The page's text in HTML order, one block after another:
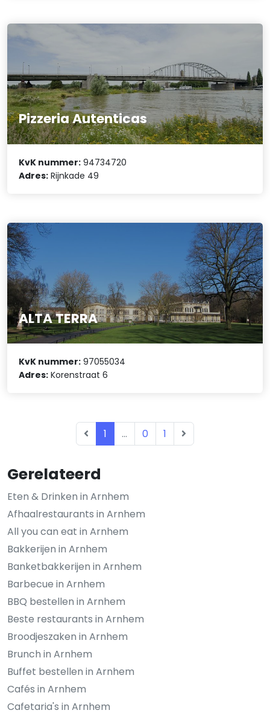
Gerelateerd
Eten & Drinken in Arnhem
Afhaalrestaurants in Arnhem
All you can eat in Arnhem
Bakkerijen in Arnhem
Banketbakkerijen in Arnhem
Barbecue in Arnhem
BBQ bestellen in Arnhem
Beste restaurants in Arnhem
Broodjeszaken in Arnhem
Brunch in Arnhem
Buffet bestellen in Arnhem
Cafés in Arnhem
Cafetaria's in Arnhem
Pizzeria Autenticas
KvK nummer: 94734720
Adres: Rijnkade 49
ALTA TERRA
KvK nummer: 97055034
Adres: Korenstraat 6
1 ... 0 1